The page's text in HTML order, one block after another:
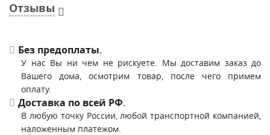
Отзывы
Без предоплаты.
У нас Вы ни чем не рискуете. Мы доставим заказ до
Вашего дома, осмотрим товар, после чего примем
оплату.
Доставка по всей РФ.
В любую точку России, любой транспортной компанией,
наложенным платежом.